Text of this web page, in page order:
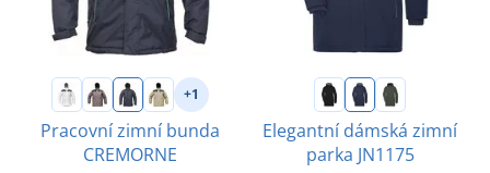
+1
Pracovní zimní bunda
CREMORNE
Elegantní dámská zimní
parka JN1175